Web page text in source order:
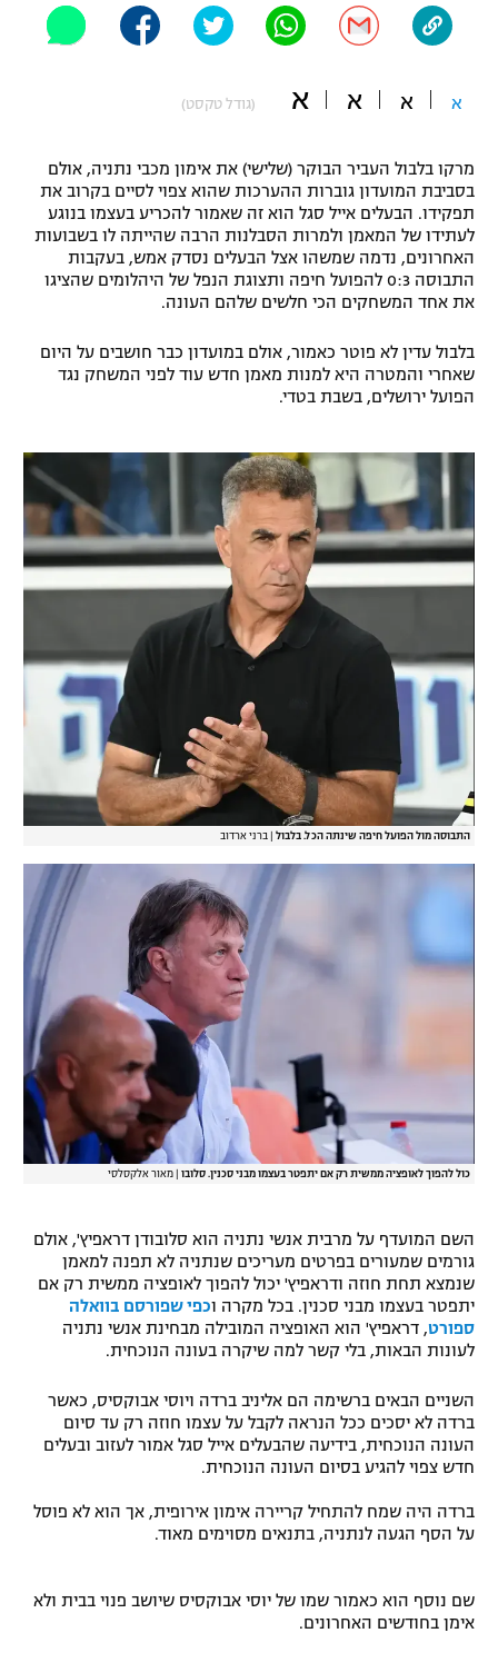
"מחצית בשכונה" – פודקאסט
משתתפים וזוכים בפרסים
תקנון משתתפים וזוכים בפרסים
תקנון עבור פעילות אלקטרה
תקנון עבור פעילות ספורט 1 – "מרלן"
טניס
גיימינג E-Sports
מדיניות פרטיות
תקנון פעילות ספורט 1
רשיון להקרנה פומבית לבית עסק
הצטרפות לחבילת הערוצים
לוח דרושים – ג'ובנט
תגיות
אופניים
ספורט מוטורי
פוטבול אמריקאי NFL
בייסבול MLB
ספורט אתגרי ואקסטרים
אומנויות לחימה
א א א א (גודל טקסט)
מרקו בלבול העביר הבוקר (שלישי) את אימון מכבי נתניה, אולם
בסביבת המועדון גוברות ההערכות שהוא צפוי לסיים בקרוב את
תפקידו. הבעלים אייל סגל הוא זה שאמור להכריע בעצמו בנוגע
לעתידו של המאמן ולמרות הסבלנות הרבה שהייתה לו בשבועות
האחרונים, נדמה שמשהו אצל הבעלים נסדק אמש, בעקבות
התבוסה 0:3 להפועל חיפה ותצוגת הנפל של היהלומים שהציגו
את אחד המשחקים הכי חלשים שלהם העונה.
בלבול עדין לא פוטר כאמור, אולם במועדון כבר חושבים על היום
שאחרי והמטרה היא למנות מאמן חדש עוד לפני המשחק נגד
הפועל ירושלים, בשבת בטדי.
התבוסה מול הפועל חיפה שינתה הכל. בלבול ברני ארדוב
כול להפוך לאופציה ממשית רק אם יתפטר בעצמו מבני סכנין. סלובו מאור אלקסלסי
השם המועדף על מרבית אנשי נתניה הוא סלובודן דראפיץ', אולם
גורמים שמעורים בפרטים מעריכים שנתניה לא תפנה למאמן
שנמצא תחת חוזה ודראפיץ' יכול להפוך לאופציה ממשית רק אם
יתפטר בעצמו מבני סכנין. בכל מקרה וכפי שפורסם בוואלה
ספורט, דראפיץ' הוא האופציה המובילה מבחינת אנשי נתניה
לעונות הבאות, בלי קשר למה שיקרה בעונה הנוכחית.
השניים הבאים ברשימה הם אליניב ברדה ויוסי אבוקסיס, כאשר
ברדה לא יסכים ככל הנראה לקבל על עצמו חוזה רק עד סיום
העונה הנוכחית, בידיעה שהבעלים אייל סגל אמור לעזוב ובעלים
חדש צפוי להגיע בסיום העונה הנוכחית.
ברדה היה שמח להתחיל קריירה אימון אירופית, אך הוא לא פוסל
על הסף הגעה לנתניה, בתנאים מסוימים מאוד.
שם נוסף הוא כאמור שמו של יוסי אבוקסיס שיושב פנוי בבית ולא
אימן בחודשים האחרונים.